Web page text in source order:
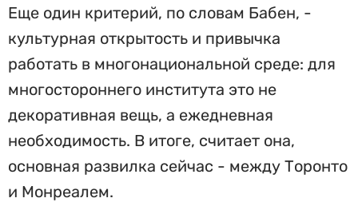
Еще один критерий, по словам Бабен, -
культурная открытость и привычка
работать в многонациональной среде: для
многостороннего института это не
декоративная вещь, а ежедневная
необходимость. В итоге, считает она,
основная развилка сейчас - между Торонто
и Монреалем.